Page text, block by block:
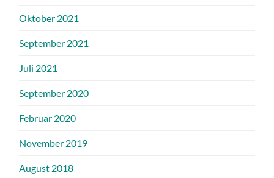
Oktober 2021
September 2021
Juli 2021
September 2020
Februar 2020
November 2019
August 2018